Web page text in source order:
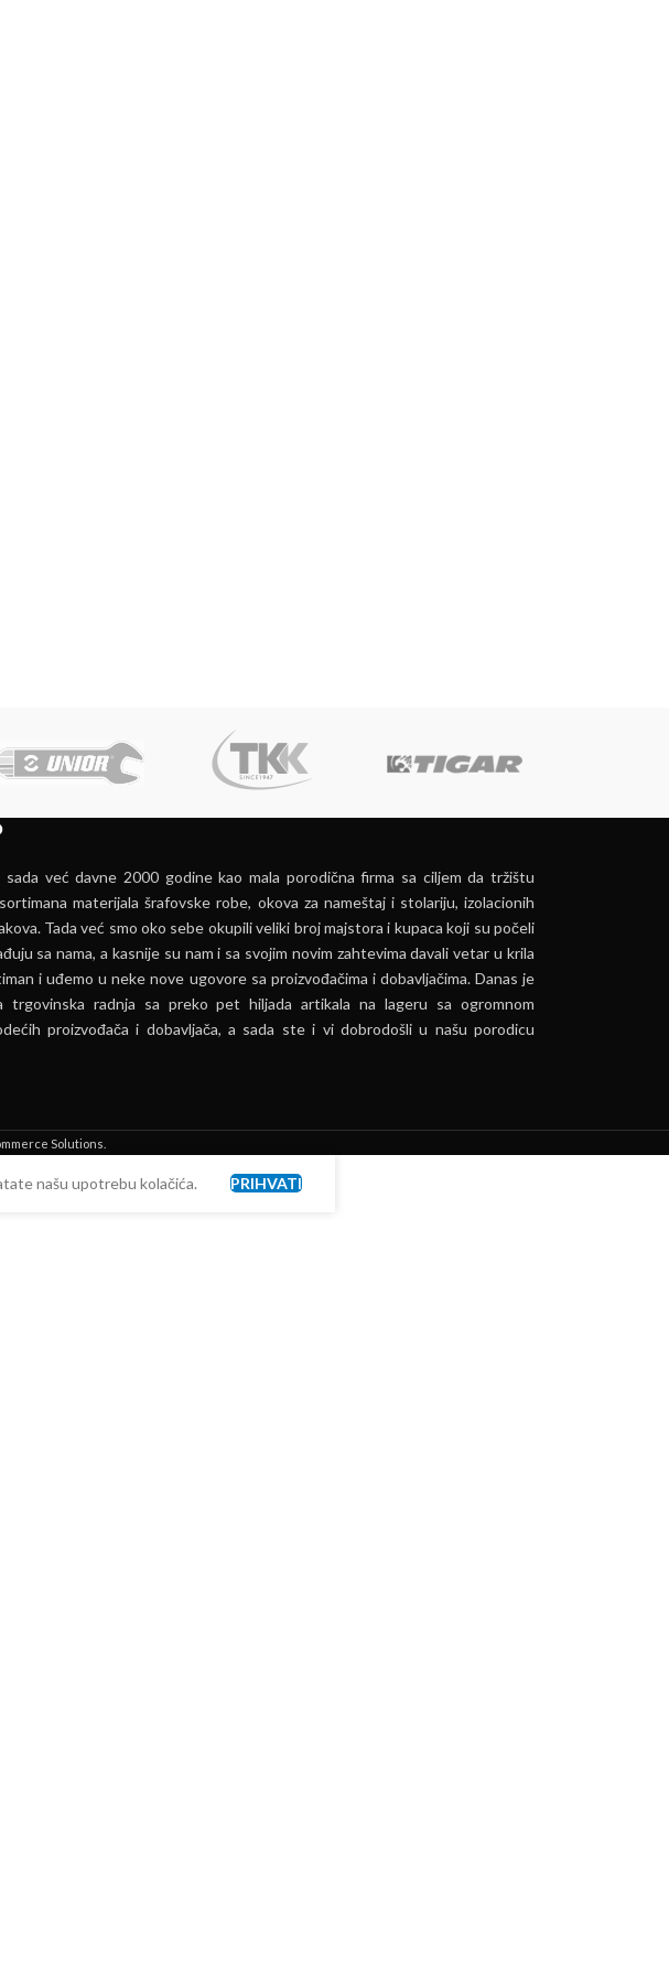
sada već davne 2000 godine kao mala porodična firma sa ciljem da tržištu
materijala šrafovske robe, okova za nameštaj i stolariju, izolacionih
Tada već smo oko sebe okupili veliki broj majstora i kupaca koji su počeli
sa nama, a kasnije su nam i sa svojim novim zahtevima davali vetar u krila
i uđemo u neke nove ugovore sa proizvođačima i dobavljačima. Danas je
trgovinska radnja sa preko pet hiljada artikala na lageru sa ogromnom
proizvođača i dobavljača, a sada ste i vi dobrodošli u našu porodicu
Solutions.
našu upotrebu kolačića. PRIHVATI